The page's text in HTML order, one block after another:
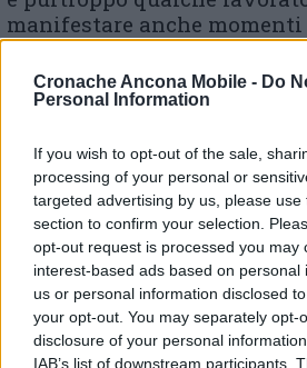
Cronache Ancona Mobile - Do
Personal Information
If you wish to opt-out of the sale,
processing of your personal or
targeted advertising by us, please
section to confirm your selection.
opt-out request is processed you may
interest-based ads based on personal
us or personal information disclosed
your opt-out. You may separately opt-
disclosure of your personal
IAB’s list of downstream participants.
manifestare anche
psicologico. In questo fine
corso di una nuova
insieme agli operai quali
articolata solo su scioperi a
non fermare la produzione».